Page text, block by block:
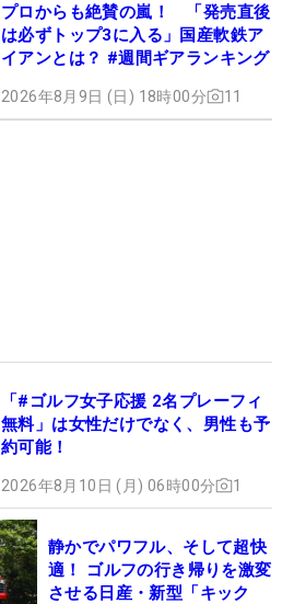
プロからも絶賛の嵐！ 「発売直後
は必ずトップ3に入る」国産軟鉄ア
イアンとは？ #週間ギアランキング
2026年8月9日 (日) 18時00分 11
「#ゴルフ女子応援 2名プレーフィ
無料」は女性だけでなく、男性も予
約可能！
2026年8月10日 (月) 06時00分 1
静かでパワフル、そして超快
適！ ゴルフの行き帰りを激変
させる日産・新型「キック